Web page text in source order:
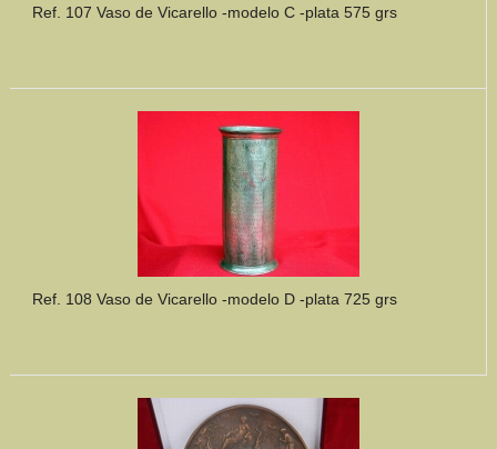
Ref. 107 Vaso de Vicarello -modelo C -plata 575 grs
Ref. 108 Vaso de Vicarello -modelo D -plata 725 grs